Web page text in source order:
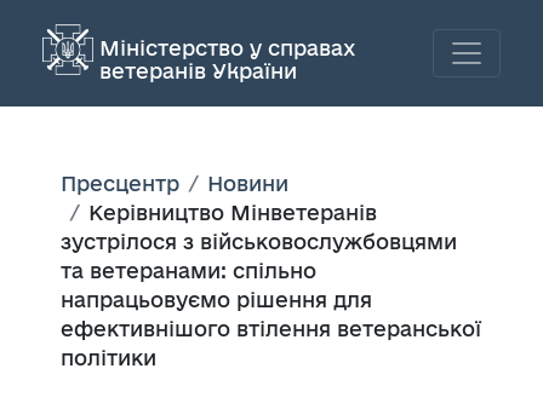
Міністерство у справах
ветеранів України
Пресцентр
Новини
Керівництво Мінветеранів
зустрілося з військовослужбовцями
та ветеранами: спільно
напрацьовуємо рішення для
ефективнішого втілення ветеранської
політики